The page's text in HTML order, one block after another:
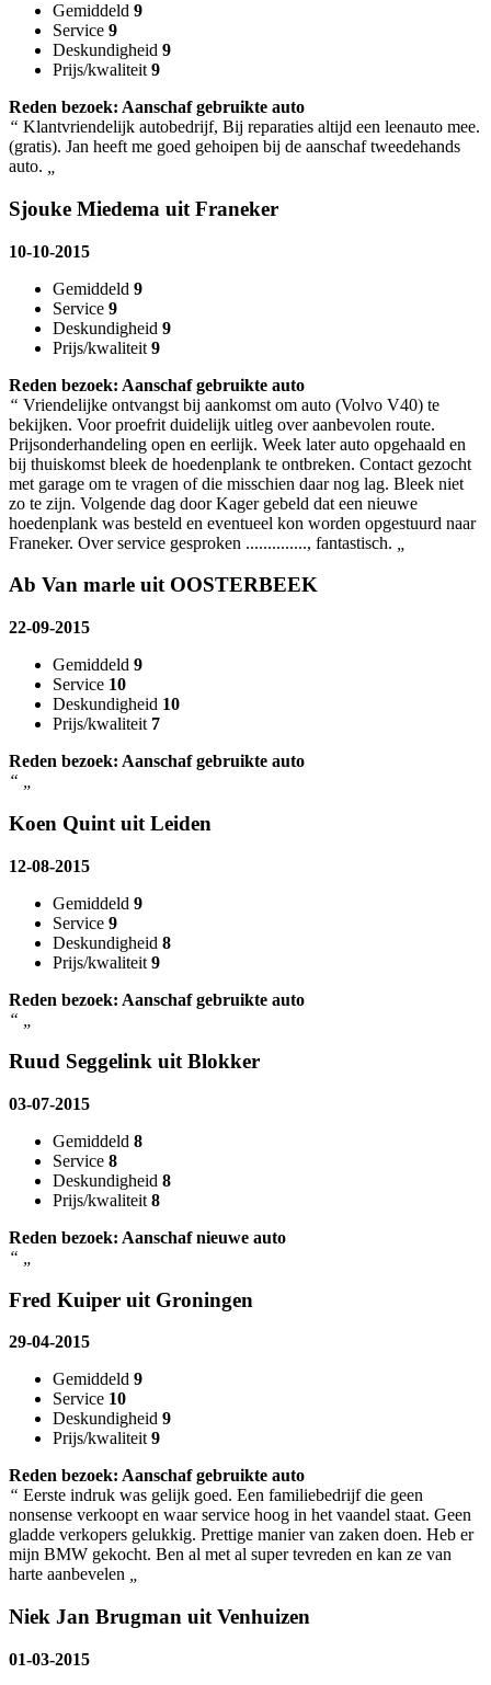
Gemiddeld 9
Service 9
Deskundigheid 9
Prijs/kwaliteit 9
Reden bezoek: Aanschaf gebruikte auto
“ Klantvriendelijk autobedrijf, Bij reparaties altijd een leenauto mee.
(gratis). Jan heeft me goed gehoipen bij de aanschaf tweedehands
auto.
Sjouke Miedema uit Franeker
10-10-2015
Gemiddeld 9
Service 9
Deskundigheid 9
Prijs/kwaliteit 9
Reden bezoek: Aanschaf gebruikte auto
“ Vriendelijke ontvangst bij aankomst om auto (Volvo V40) te
bekijken. Voor proefrit duidelijk uitleg over aanbevolen route.
Prijsonderhandeling open en eerlijk. Week later auto opgehaald en
bij thuiskomst bleek de hoedenplank te ontbreken. Contact gezocht
met garage om te vragen of die misschien daar nog lag. Bleek niet
zo te zijn. Volgende dag door Kager gebeld dat een nieuwe
hoedenplank was besteld en eventueel kon worden opgestuurd naar
Franeker. Over service gesproken .............., fantastisch.
Ab Van marle uit OOSTERBEEK
22-09-2015
Gemiddeld 9
Service 10
Deskundigheid 10
Prijs/kwaliteit 7
Reden bezoek: Aanschaf gebruikte auto
“
Koen Quint uit Leiden
12-08-2015
Gemiddeld 9
Service 9
Deskundigheid 8
Prijs/kwaliteit 9
Reden bezoek: Aanschaf gebruikte auto
“
Ruud Seggelink uit Blokker
03-07-2015
Gemiddeld 8
Service 8
Deskundigheid 8
Prijs/kwaliteit 8
Reden bezoek: Aanschaf nieuwe auto
“
Fred Kuiper uit Groningen
29-04-2015
Gemiddeld 9
Service 10
Deskundigheid 9
Prijs/kwaliteit 9
Reden bezoek: Aanschaf gebruikte auto
“ Eerste indruk was gelijk goed. Een familiebedrijf die geen
nonsense verkoopt en waar service hoog in het vaandel staat. Geen
gladde verkopers gelukkig. Prettige manier van zaken doen. Heb er
mijn BMW gekocht. Ben al met al super tevreden en kan ze van
harte aanbevelen
Niek Jan Brugman uit Venhuizen
01-03-2015